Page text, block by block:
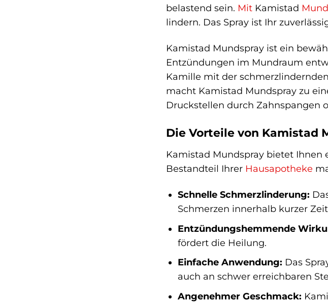
belastend sein. Mit Kamistad
lindern. Das Spray ist Ihr
Kamistad Mundspray ist ein
Entzündungen im Mundraum
Kamille mit der
macht Kamistad Mundspray zu
Druckstellen durch Zahnspangen
Die Vorteile von Kamistad
Kamistad Mundspray bietet Ihnen
Bestandteil Ihrer Hausapotheke
Schnelle Schmerzlinderung:
Schmerzen innerhalb kurzer
Entzündungshemmende
fördert die Heilung.
Einfache Anwendung: Das
auch an schwer erreichbaren
Angenehmer Geschmack: